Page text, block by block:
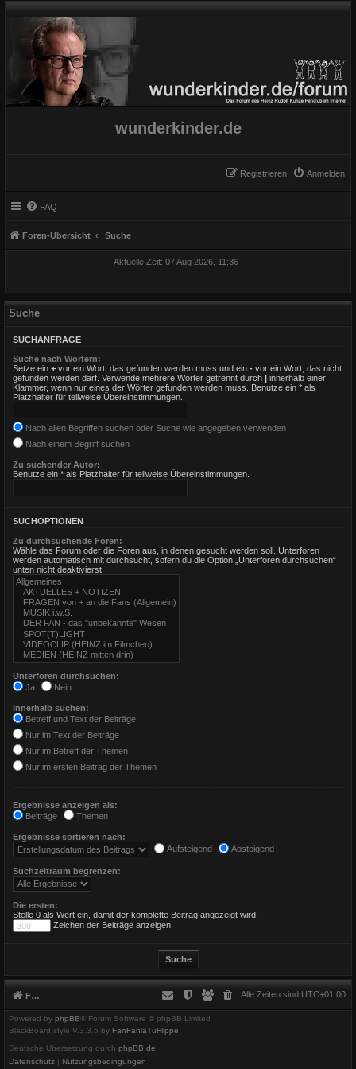
wunderkinder.de
Anmelden
Registrieren
FAQ
Foren-Übersicht Suche
Aktuelle Zeit: 07 Aug 2026, 11:36
Suche
SUCHANFRAGE
Suche nach Wörtern:
Setze ein + vor ein Wort, das gefunden werden muss und ein - vor ein Wort, das nicht
gefunden werden darf. Verwende mehrere Wörter getrennt durch | innerhalb einer
Klammer, wenn nur eines der Wörter gefunden werden muss. Benutze ein * als
Platzhalter für teilweise Übereinstimmungen.
Nach allen Begriffen suchen oder Suche wie angegeben verwenden
Nach einem Begriff suchen
Zu suchender Autor:
Benutze ein * als Platzhalter für teilweise Übereinstimmungen.
SUCHOPTIONEN
Zu durchsuchende Foren:
Wähle das Forum oder die Foren aus, in denen gesucht werden soll. Unterforen
werden automatisch mit durchsucht, sofern du die Option „Unterforen durchsuchen“
unten nicht deaktivierst.
Unterforen durchsuchen:
Ja
Nein
Innerhalb suchen:
Betreff und Text der Beiträge
Nur im Text der Beiträge
Nur im Betreff der Themen
Nur im ersten Beitrag der Themen
Ergebnisse anzeigen als:
Beiträge
Themen
Ergebnisse sortieren nach:
Aufsteigend
Absteigend
Suchzeitraum begrenzen:
Die ersten:
Stelle 0 als Wert ein, damit der komplette Beitrag angezeigt wird.
Zeichen der Beiträge anzeigen
Foren-Übersicht Alle Zeiten sind UTC+01:00
Powered by phpBB® Forum Software © phpBB Limited
BlackBoard style V.3.3.5 by FanFanlaTuFlippe
Deutsche Übersetzung durch phpBB.de
Datenschutz | Nutzungsbedingungen